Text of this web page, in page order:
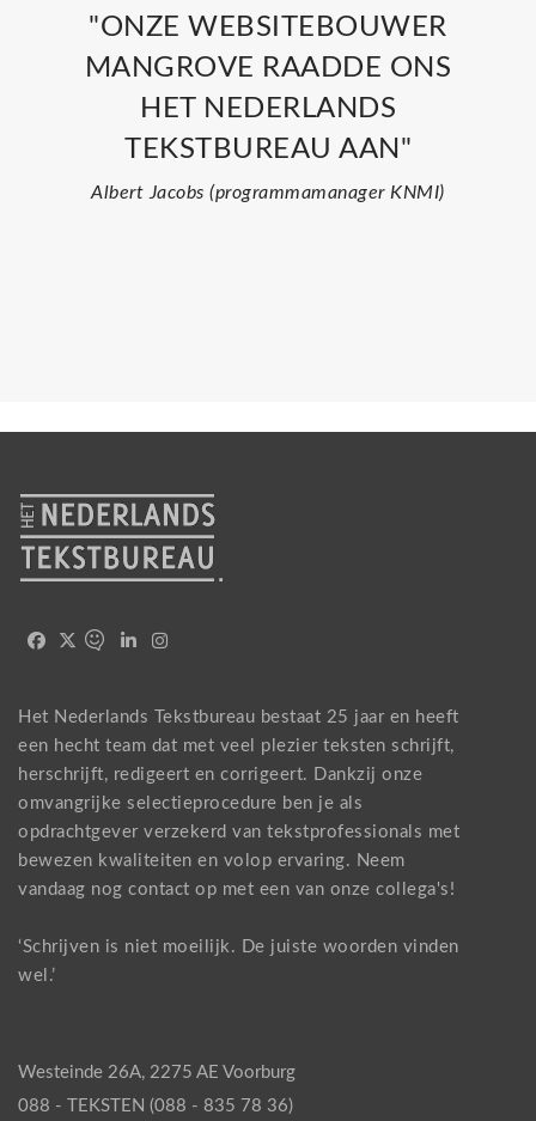
"ONZE WEBSITEBOUWER
MANGROVE RAADDE ONS
HET NEDERLANDS
TEKSTBUREAU AAN"
Albert Jacobs (programmamanager KNMI)
Het Nederlands Tekstbureau bestaat 25 jaar en heeft
een hecht team dat met veel plezier teksten schrijft,
herschrijft, redigeert en corrigeert. Dankzij onze
omvangrijke selectieprocedure ben je als
opdrachtgever verzekerd van tekstprofessionals met
bewezen kwaliteiten en volop ervaring. Neem
vandaag nog contact op met een van onze collega's!
‘Schrijven is niet moeilijk. De juiste woorden vinden
wel.’
Westeinde 26A, 2275 AE Voorburg
088 - TEKSTEN (088 - 835 78 36)